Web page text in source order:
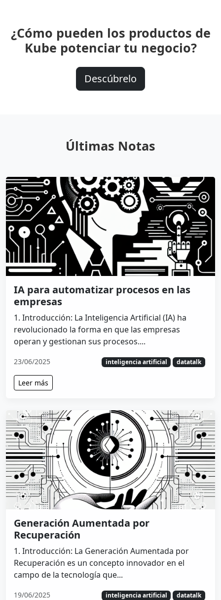
¿Cómo pueden los productos de
Kube potenciar tu negocio?
Descúbrelo
Últimas Notas
IA para automatizar procesos en las
empresas
1. Introducción: La Inteligencia Artificial (IA) ha
revolucionado la forma en que las empresas
operan y gestionan sus procesos....
23/06/2025 inteligencia artificial datatalk
Leer más
Generación Aumentada por
Recuperación
1. Introducción: La Generación Aumentada por
Recuperación es un concepto innovador en el
campo de la tecnología que...
19/06/2025 inteligencia artificial datatalk